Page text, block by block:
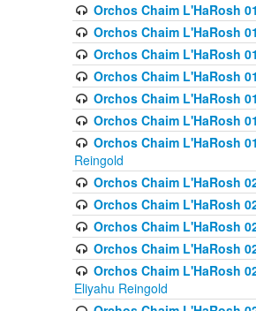
Orchos Chaim L'HaRosh
Orchos Chaim L'HaRosh
Orchos Chaim L'HaRosh
Orchos Chaim L'HaRosh
Orchos Chaim L'HaRosh
Orchos Chaim L'HaRosh
Orchos Chaim L'HaRosh
Reingold
Orchos Chaim L'HaRosh
Orchos Chaim L'HaRosh
Orchos Chaim L'HaRosh
Orchos Chaim L'HaRosh
Orchos Chaim L'HaRosh
Eliyahu Reingold